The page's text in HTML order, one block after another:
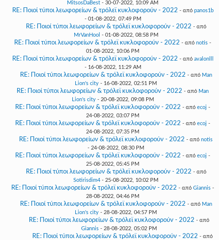
MitsosDaBest - 30-07-2022, 10:09 AM
RE: Ποιοί τύποι λεωφορείων & τρόλεϊ κυκλοφορούν - 2022 - από panos1b
- 01-08-2022, 07:49 PM
RE: Ποιοί τύποι λεωφορείων & τρόλεϊ κυκλοφορούν - 2022 - από
MrVanHool - 01-08-2022, 08:58 PM
RE: Ποιοί τύποι λεωφορείων & τρόλεϊ κυκλοφορούν - 2022 - από notis -
01-08-2022, 10:06 PM
RE: Ποιοί τύποι λεωφορείων & τρόλεϊ κυκλοφορούν - 2022 - από avalonlll
- 16-08-2022, 11:29 AM
RE: Ποιοί τύποι λεωφορείων & τρόλεϊ κυκλοφορούν - 2022 - από Man
Lion's city - 16-08-2022, 02:51 PM
RE: Ποιοί τύποι λεωφορείων & τρόλεϊ κυκλοφορούν - 2022 - από Man
Lion's city- 20-08-2022, 09:08 PM
RE: Ποιοί τύποι λεωφορείων & τρόλεϊ κυκλοφορούν - 2022 - από ecoj -
24-08-2022, 03:07 PM
RE: Ποιοί τύποι λεωφορείων & τρόλεϊ κυκλοφορούν - 2022 - από ecoj -
24-08-2022, 07:35 PM
RE: Ποιοί τύποι λεωφορείων & τρόλεϊ κυκλοφορούν - 2022 - από notis
- 24-08-2022, 08:30 PM
RE: Ποιοί τύποι λεωφορείων & τρόλεϊ κυκλοφορούν - 2022 - από ecoj -
25-08-2022, 05:45 PM
RE: Ποιοί τύποι λεωφορείων & τρόλεϊ κυκλοφορούν - 2022 - από
Sotirisdim4 - 25-08-2022, 10:02 PM
RE: Ποιοί τύποι λεωφορείων & τρόλεϊ κυκλοφορούν - 2022 - από Giannis -
28-08-2022, 04:46 PM
RE: Ποιοί τύποι λεωφορείων & τρόλεϊ κυκλοφορούν - 2022 - από Man
Lion's city - 28-08-2022, 04:57 PM
RE: Ποιοί τύποι λεωφορείων & τρόλεϊ κυκλοφορούν - 2022 - από
Giannis - 28-08-2022, 05:02 PM
RE: Ποιοί τύποι λεωφορείων & τρόλεϊ κυκλοφορούν - 2022 - από